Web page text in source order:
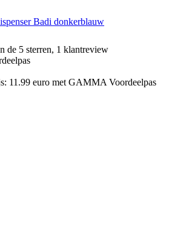
Badi donkerblauw
de 5 sterren, 1 klantreview
11.99 euro met GAMMA Voordeelpas